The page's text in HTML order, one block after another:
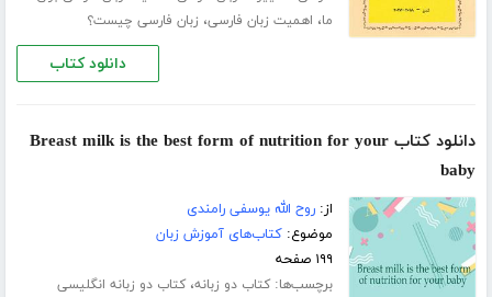
ما، اهمیت زبان فارسی، زبان فارسی چیست؟
دانلود کتاب
دانلود کتاب Breast milk is the best form of nutrition for your
baby
از:روح الله یوسفی رامندی
موضوع:کتاب‌های آموزش زبان
۱۹۹ صفحه
برچسب‌ها:کتاب دو زبانه،کتاب دو زبانه انگلیسی